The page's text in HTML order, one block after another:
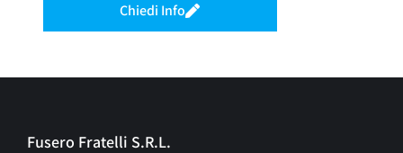
Chiedi Info
Fusero Fratelli S.R.L.